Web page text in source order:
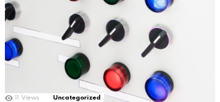
Views Uncategorized